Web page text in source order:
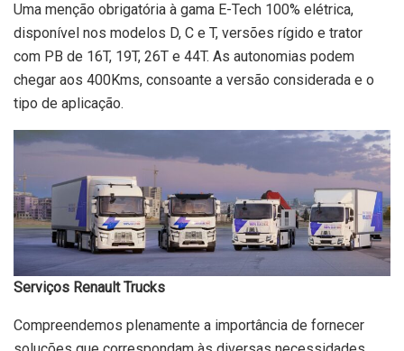
Uma menção obrigatória à gama E-Tech 100% elétrica,
disponível nos modelos D, C e T, versões rígido e trator
com PB de 16T, 19T, 26T e 44T. As autonomias podem
chegar aos 400Kms, consoante a versão considerada e o
tipo de aplicação.
Serviços Renault Trucks
Compreendemos plenamente a importância de fornecer